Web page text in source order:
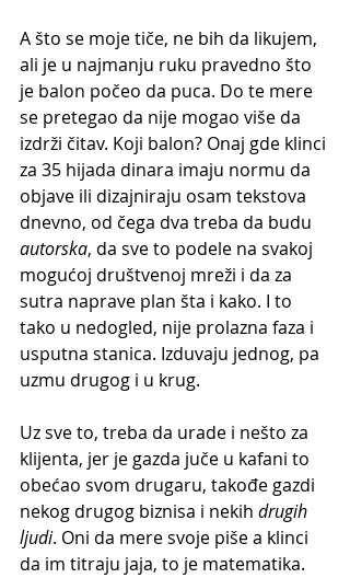
A što se moje tiče, ne bih da likujem,
ali je u najmanju ruku pravedno što
je balon počeo da puca. Do te mere
se pretegao da nije mogao više da
izdrži čitav. Koji balon? Onaj gde klinci
za 35 hijada dinara imaju normu da
objave ili dizajniraju osam tekstova
dnevno, od čega dva treba da budu
autorska, da sve to podele na svakoj
mogućoj društvenoj mreži i da za
sutra naprave plan šta i kako. I to
tako u nedogled, nije prolazna faza i
usputna stanica. Izduvaju jednog, pa
uzmu drugog i u krug.
Uz sve to, treba da urade i nešto za
klijenta, jer je gazda juče u kafani to
obećao svom drugaru, takođe gazdi
nekog drugog biznisa i nekih drugih
ljudi. Oni da mere svoje piše a klinci
da im titraju jaja, to je matematika.